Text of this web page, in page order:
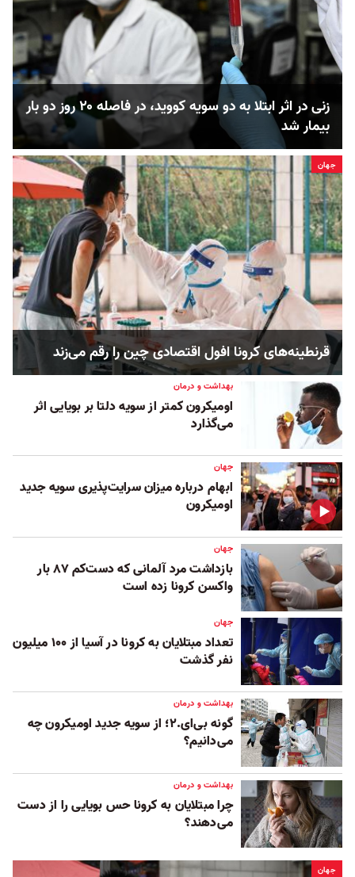
زنی در اثر ابتلا به دو سویه‌ کووید، در فاصله ۲۰ روز دو بار
بیمار شد
جهان
قرنطینه‌های کرونا افول اقتصادی چین را رقم می‌زند
بهداشت و درمان
اومیکرون کمتر از سویه دلتا بر بویایی اثر
می‌گذارد
جهان
ابهام درباره میزان سرایت‌پذیری‌ سویه جدید
اومیکرون
جهان
بازداشت مرد آلمانی که دست‌کم ۸۷ بار
واکسن کرونا زده است
جهان
تعداد مبتلایان به کرونا در آسیا از ۱۰۰ میلیون
نفر گذشت
بهداشت و درمان
گونه بی‌ای.‌۲‌؛ از سویه جدید اومیکرون چه
می‌دانیم؟
بهداشت و درمان
چرا مبتلایان به کرونا حس بویایی را از دست
می‌دهند؟
جهان